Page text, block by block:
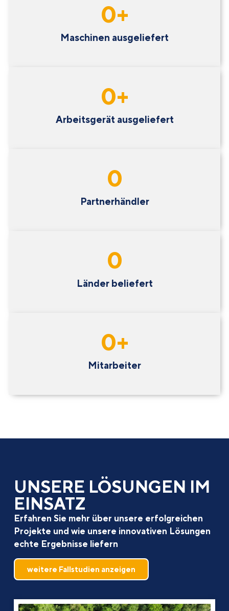
Maschinen ausgeliefert
0+
Arbeitsgerät ausgeliefert
0+
Partnerhändler
0
Länder beliefert
0
Mitarbeiter
0+
UNSERE LÖSUNGEN IM
EINSATZ
Erfahren Sie mehr über unsere erfolgreichen
Projekte und wie unsere innovativen Lösungen
echte Ergebnisse liefern
weitere Fallstudien anzeigen